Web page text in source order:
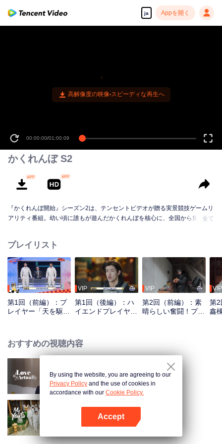
ja Appを開く
高解像度の映像•スピーディな再生へ
00:00:00/01:00:09
かくれんぼ S2
『かくれんぼ開始』シーズン2は、テンセントビデオが贈る実景競技ゲームリ
アリティ番組。幼い頃に誰もが遊んだかくれんぼを核心に、全国から集まっ
全て
プレイリスト
VIP
第1回（前編）：プ
レイヤー「天を駆け
VIP
第1回（後編）：ハ
イエンドプレイヤー
VIP
第2回（前編）：素
晴らしい奮闘！プレ
VIP
第2
鑫
おすすめの視聴内容
Love actually
My Youth ～少年たちの旅～
By using the website, you are agreeing to our
Privacy Policy and the use of cookies in
accordance with our Cookie Policy.
Accept